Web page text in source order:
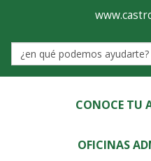
de
Castro-
UrdialesCONOCE TU
OFICINAS